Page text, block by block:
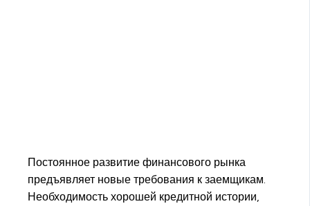
Постоянное развитие финансового рынка
предъявляет новые требования к заемщикам.
Необходимость хорошей кредитной истории,